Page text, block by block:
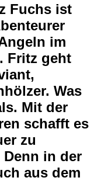
Fuchs ist
im
Fritz geht
Was
Mit der
schafft es
zu
in der
aus dem